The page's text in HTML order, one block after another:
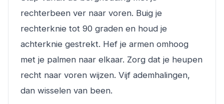
rechterbeen ver naar voren. Buig je
rechterknie tot 90 graden en houd je
achterknie gestrekt. Hef je armen omhoog
met je palmen naar elkaar. Zorg dat je heupen
recht naar voren wijzen. Vijf ademhalingen,
dan wisselen van been.